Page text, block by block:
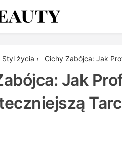
Styl życia › Cichy Zabójca: Jak
Jak